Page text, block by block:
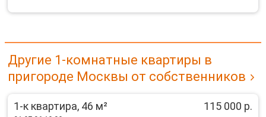
Другие 1-комнатные квартиры в
пригороде Москвы от собственников
1-к квартира, 46 м² 115 000 р.